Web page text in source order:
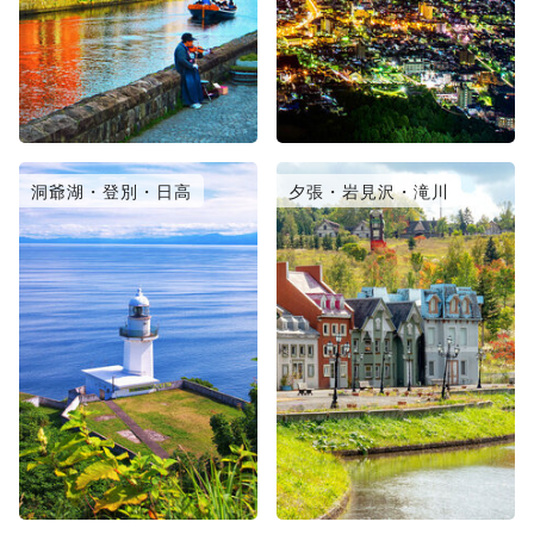
洞爺湖・登別・日高 夕張・岩見沢・滝川